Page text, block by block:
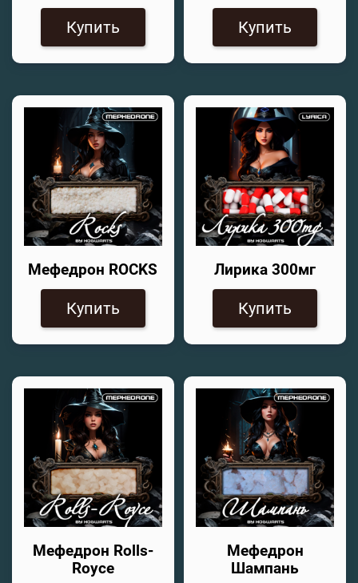
Купить Купить
Мефедрон ROCKS
Купить
Лирика 300мг
Купить
Мефедрон Rolls-
Royce
Мефедрон
Шампань